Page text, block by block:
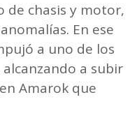
de chasis y motor,
En ese
a uno de los
a subir
Amarok que